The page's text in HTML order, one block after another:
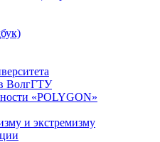
ВолгГТУ
«POLYGON»
и экстремизму